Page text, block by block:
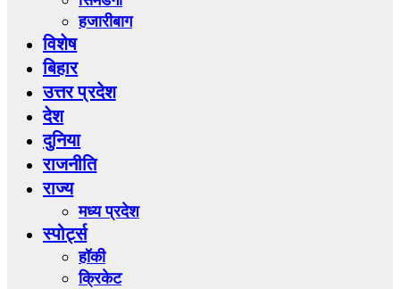
हजारीबाग
विशेष
बिहार
उत्तर प्रदेश
देश
दुनिया
राजनीति
राज्य
मध्य प्रदेश
स्पोर्ट्स
हॉकी
क्रिकेट